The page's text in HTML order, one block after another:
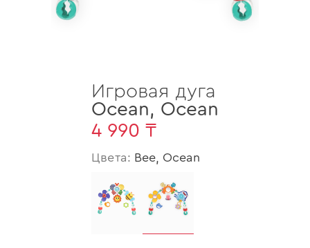
Игровая дуга
Ocean, Ocean
4 990 ₸
Цвета: Bee, Ocean